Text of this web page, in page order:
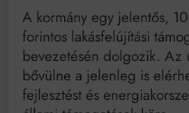
Móricz Zsigmond: falusi író vagy
Mindenki a világot akarja uralni – de
as években
Bitumenes lapostetők: a bevált
működik, ha jól van felújítva
A kormány egy jelentős,
forintos lakásfelújítási
bevezetésén dolgozik. Az
bővülne a jelenleg is
fejlesztést és